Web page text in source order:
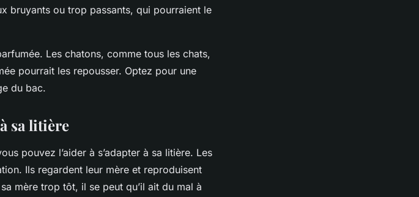
bruyants ou trop passants, qui pourraient le
Les chatons, comme tous les chats,
pourrait les repousser. Optez pour une
du bac.
sa litière
pouvez l’aider à s’adapter à sa litière. Les
Ils regardent leur mère et reproduisent
mère trop tôt, il se peut qu’il ait du mal à